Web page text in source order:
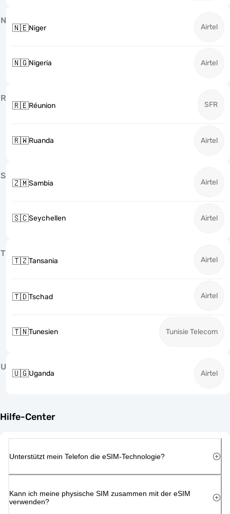
N
🇳🇪Niger Airtel
🇳🇬Nigeria Airtel
R
🇷🇪Réunion SFR
🇷🇼Ruanda Airtel
S
🇿🇲Sambia Airtel
🇸🇨Seychellen Airtel
T
🇹🇿Tansania Airtel
🇹🇩Tschad Airtel
🇹🇳Tunesien Tunisie Telecom
U
🇺🇬Uganda Airtel
Hilfe-Center
Unterstützt mein Telefon die eSIM-Technologie?
Kann ich meine physische SIM zusammen mit der eSIM
verwenden?